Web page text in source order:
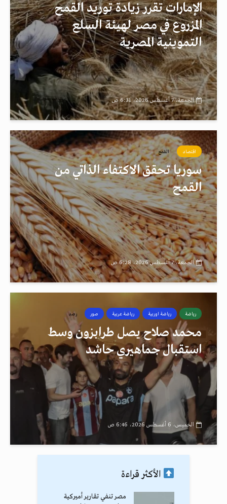
الإمارات تقرر زيادة توريد القمح
المزروع في مصر لهيئة السلع
التموينية المصرية
الجمعة، 7 أغسطس 2026، 6:31 ص
اقتصاد القمح
سوريا تحقق الاكتفاء الذاتي من
القمح
الجمعة، 7 أغسطس 2026، 6:28 ص
رياضة رياضة اوربية رياضة عربية صور رصد
محمد صلاح يصل طرابزون وسط
استقبال جماهيري حاشد
الخميس، 6 أغسطس 2026، 6:46 ص
الأكثر قراءة
مصر تنفي تقارير أميركية